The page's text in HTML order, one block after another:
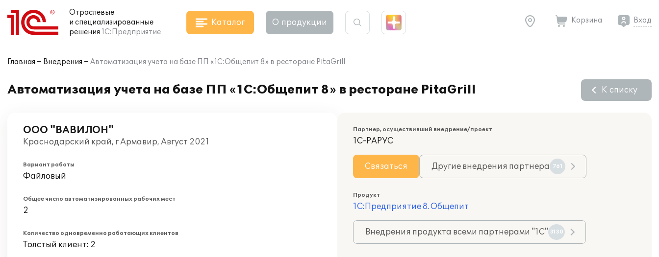
Отраслевые
и специализированные
решения 1С:Предприятие
Каталог О продукции Корзина Вход
Главная Внедрения Автоматизация учета на базе ПП «1С:Общепит 8» в ресторане PitaGrill
Автоматизация учета на базе ПП «1С:Общепит 8» в ресторане PitaGrill К списку
ООО "ВАВИЛОН"
Краснодарский край, г Армавир, Август 2021
Вариант работы
Файловый
Общее число автоматизированных рабочих мест
2
Количество одновременно работающих клиентов
Толстый клиент: 2
Партнер, осуществивший внедрение/проект
1С-РАРУС
Связаться Другие внедрения партнера 761
Продукт
1С:Предприятие 8. Общепит
Внедрения продукта всеми партнерами "1С" 3130